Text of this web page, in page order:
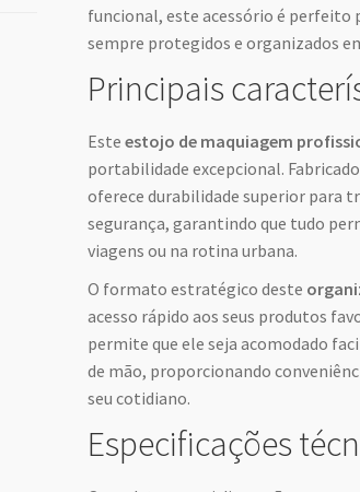
funcional, este acessório é perfeito
sempre protegidos e organizados
Principais
Esteestojo de maquiagem
portabilidade excepcional.
oferece durabilidade superior para
segurança, garantindo que tudo
viagens ou na rotina urbana.
O formato estratégico deste
acesso rápido aos seus produtos
permite que ele seja acomodado
de mão, proporcionando
seu cotidiano.
Especificações